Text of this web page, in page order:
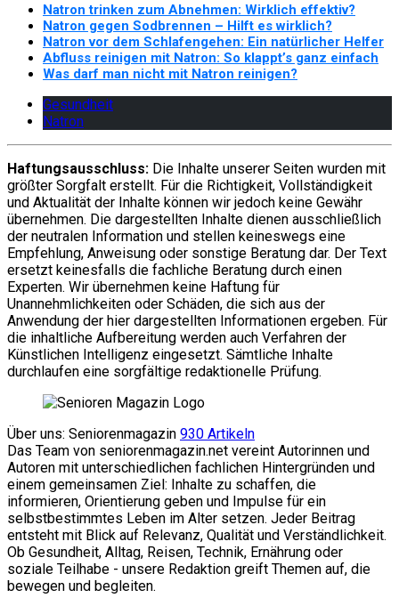
Natron trinken zum Abnehmen: Wirklich effektiv?
Natron gegen Sodbrennen – Hilft es wirklich?
Natron vor dem Schlafengehen: Ein natürlicher Helfer
Abfluss reinigen mit Natron: So klappt’s ganz einfach
Was darf man nicht mit Natron reinigen?
Gesundheit
Natron
Haftungsausschluss: Die Inhalte unserer Seiten wurden mit
größter Sorgfalt erstellt. Für die Richtigkeit, Vollständigkeit
und Aktualität der Inhalte können wir jedoch keine Gewähr
übernehmen. Die dargestellten Inhalte dienen ausschließlich
der neutralen Information und stellen keineswegs eine
Empfehlung, Anweisung oder sonstige Beratung dar. Der Text
ersetzt keinesfalls die fachliche Beratung durch einen
Experten. Wir übernehmen keine Haftung für
Unannehmlichkeiten oder Schäden, die sich aus der
Anwendung der hier dargestellten Informationen ergeben. Für
die inhaltliche Aufbereitung werden auch Verfahren der
Künstlichen Intelligenz eingesetzt. Sämtliche Inhalte
durchlaufen eine sorgfältige redaktionelle Prüfung.
Über uns: Seniorenmagazin 930 Artikeln
Das Team von seniorenmagazin.net vereint Autorinnen und
Autoren mit unterschiedlichen fachlichen Hintergründen und
einem gemeinsamen Ziel: Inhalte zu schaffen, die
informieren, Orientierung geben und Impulse für ein
selbstbestimmtes Leben im Alter setzen. Jeder Beitrag
entsteht mit Blick auf Relevanz, Qualität und Verständlichkeit.
Ob Gesundheit, Alltag, Reisen, Technik, Ernährung oder
soziale Teilhabe - unsere Redaktion greift Themen auf, die
bewegen und begleiten.